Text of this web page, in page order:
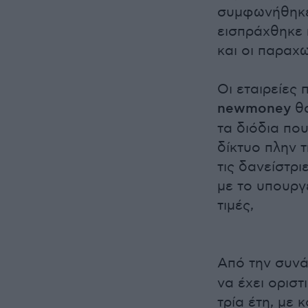
εισπράχθηκε
και οι
Οι
newmoney
τα διόδια
δίκτυο πλην
τις
με το
τιμές,
Από την
να έχει
τρία έτη, με